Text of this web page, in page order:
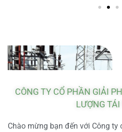
CÔNG TY CỔ PHẦN GIẢI
LƯỢNG
Chào mừng bạn đến với Công